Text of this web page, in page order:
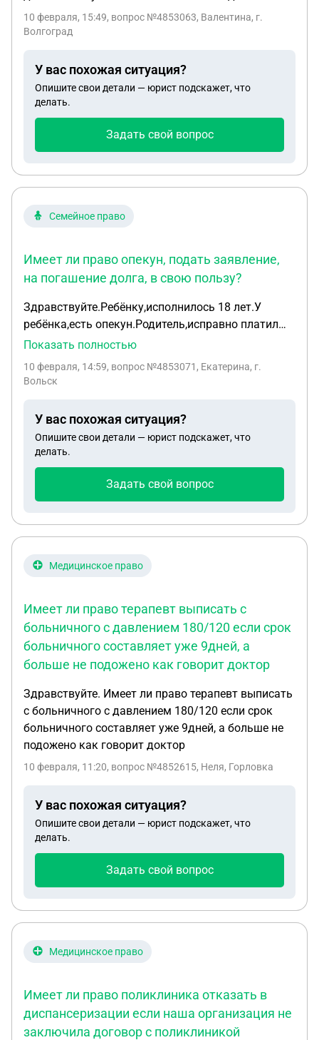
10 февраля, 15:49, вопрос №4853063, Валентина, г.
Волгоград
У вас похожая ситуация?
Опишите свои детали — юрист подскажет, что
делать.
Задать свой вопрос
Семейное право
Имеет ли право опекун, подать заявление,
на погашение долга, в свою пользу?
Здравствуйте.Ребёнку,исполнилось 18 лет.У
ребёнка,есть опекун.Родитель,исправно платил
алименты,70% от зп.Так как был долг.В
долга,составляет,380 т.р.Вопрос такой.Имеет ли
Показать полностью
10 февраля, 14:59, вопрос №4853071, Екатерина, г.
Вольск
У вас похожая ситуация?
Опишите свои детали — юрист подскажет, что
делать.
Задать свой вопрос
Медицинское право
Имеет ли право терапевт выписать с
больничного с давлением 180/120 если срок
больничного составляет уже 9дней, а
больше не подожено как говорит доктор
Здравствуйте. Имеет ли право терапевт выписать
с больничного с давлением 180/120 если срок
больничного составляет уже 9дней, а больше не
подожено как говорит доктор
10 февраля, 11:20, вопрос №4852615, Неля, Горловка
У вас похожая ситуация?
Опишите свои детали — юрист подскажет, что
делать.
Задать свой вопрос
Медицинское право
Имеет ли право поликлиника отказать в
диспансеризации если наша организация не
заключила договор с поликлиникой